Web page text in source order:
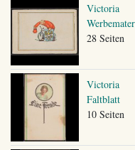
Victoria
28 Seiten
Victoria
Faltblatt
10 Seiten